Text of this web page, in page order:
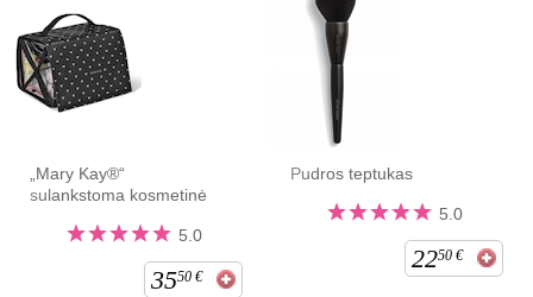
„Mary Kay®“
sulankstoma kosmetinė
5.0
3550 €
Pudros teptukas
5.0
2250 €